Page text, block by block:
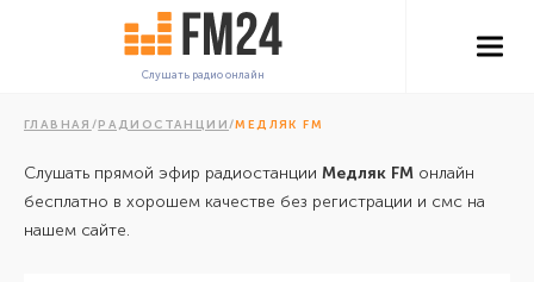
Слушать радио онлайн
ГЛАВНАЯ /РАДИОСТАНЦИИ/МЕДЛЯК FM
Слушать прямой эфир радиостанции Медляк FM онлайн
бесплатно в хорошем качестве без регистрации и смс на
нашем сайте.